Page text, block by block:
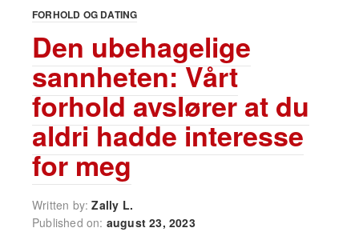
FORHOLD OG DATING
Den ubehagelige
sannheten: Vårt
forhold avslører at du
aldri hadde interesse
for meg
Written by:Zally L.
Published on: august 23, 2023